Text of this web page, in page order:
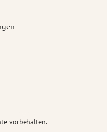
vorbehalten.